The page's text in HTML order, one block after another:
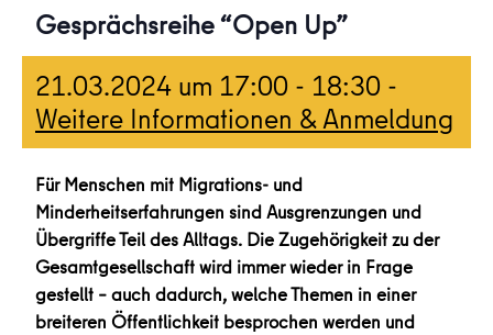
Gesprächsreihe “Open Up”
21.03.2024 um 17:00 - 18:30 -
Weitere Informationen & Anmeldung
Für Menschen mit Migrations- und
Minderheitserfahrungen sind Ausgrenzungen und
Übergriffe Teil des Alltags. Die Zugehörigkeit zu der
Gesamtgesellschaft wird immer wieder in Frage
gestellt – auch dadurch, welche Themen in einer
breiteren Öffentlichkeit besprochen werden und